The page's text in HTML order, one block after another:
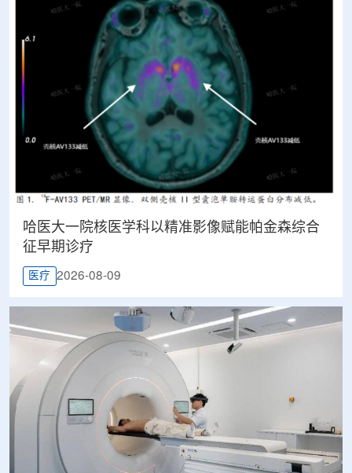
哈医大一院核医学科以精准影像赋能帕金森综合
征早期诊疗
医疗 2026-08-09